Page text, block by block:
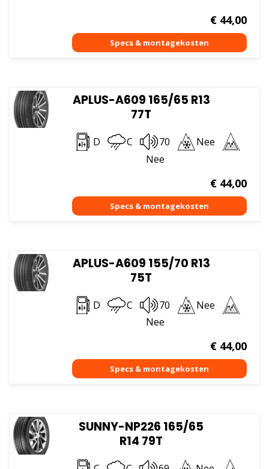
€44,00
APLUS-A609 165/65 R13
77T
D C 70
Nee
Nee
€44,00
APLUS-A609 155/70 R13
75T
D C 70
Nee
Nee
€44,00
SUNNY-NP226 165/65
R14 79T